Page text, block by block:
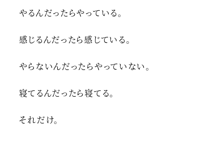
やるんだったらやっている。
感じるんだったら感じている。
やらないんだったらやっていない。
寝てるんだったら寝てる。
それだけ。